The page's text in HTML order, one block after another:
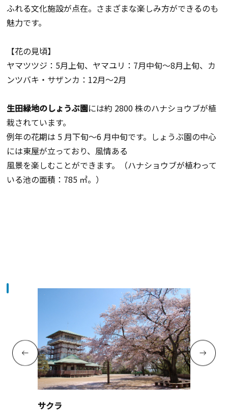
ふれる文化施設が点在。さまざまな楽しみ方ができるのも
魅力です。
【花の見頃】
ヤマツツジ：5月上旬、ヤマユリ：7月中旬～8月上旬、カ
ンツバキ・サザンカ：12月～2月
生田緑地のしょうぶ園には約 2800 株のハナショウブが植
栽されています。
例年の花期は 5 月下旬～6 月中旬です。しょうぶ園の中心
には東屋が立っており、風情ある
風景を楽しむことができます。（ハナショウブが植わって
いる池の面積：785 ㎡。）
サクラ